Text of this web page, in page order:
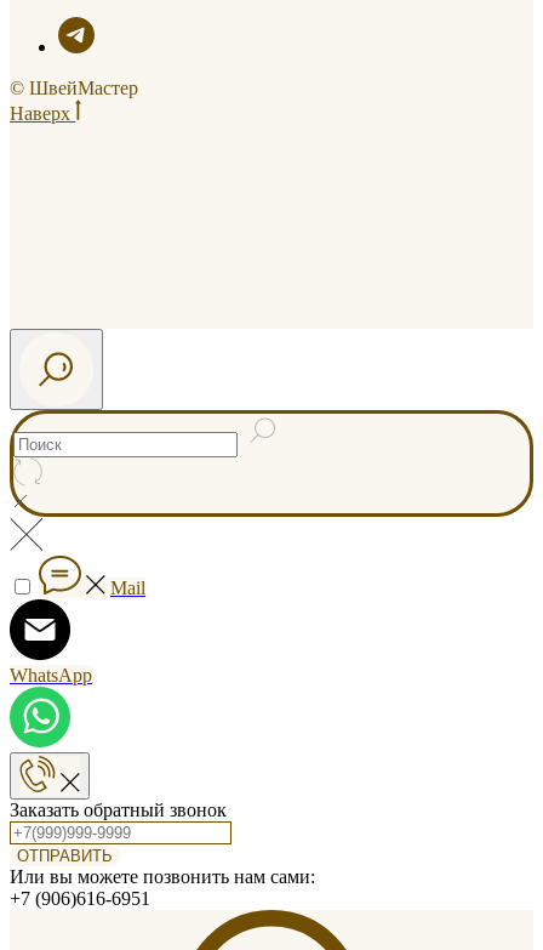
© ШвейМастер
Наверх
Mail
WhatsApp
Заказать обратный звонок
ОТПРАВИТЬ
Или вы можете позвонить нам сами:
+7 (906)616-6951